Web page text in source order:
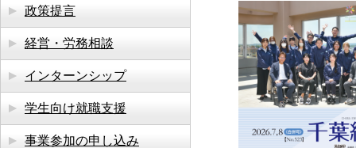
政策提言
経営・労務相談
インターンシップ
学生向け就職支援
事業参加の申し込み